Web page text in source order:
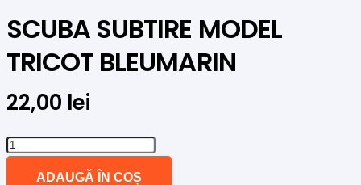
SCUBA SUBTIRE MODEL
TRICOT BLEUMARIN
22,00 lei
Cantitate
ADAUGĂ ÎN COȘ